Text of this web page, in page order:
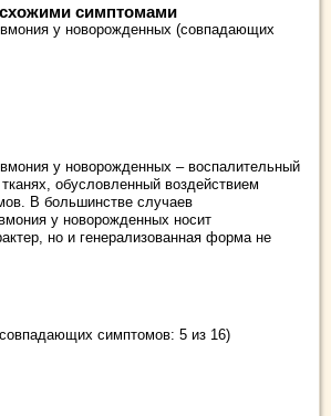
симптомами
у новорожденных (совпадающих
у новорожденных – воспалительный
обусловленный воздействием
В большинстве случаев
у новорожденных носит
но и генерализованная форма не
симптомов: 5 из 16)